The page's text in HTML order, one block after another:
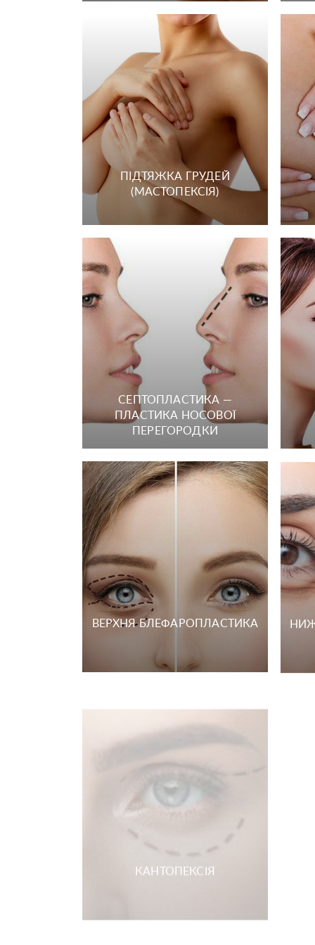
ПІДТЯЖКА ГРУДЕЙ
(МАСТОПЕКСІЯ)
СЕПТОПЛАСТИКА —
ПЛАСТИКА НОСОВОЇ
ПЕРЕГОРОДКИ
ВЕРХНЯ БЛЕФАРОПЛАСТИКА
КАНТОПЕКСІЯ